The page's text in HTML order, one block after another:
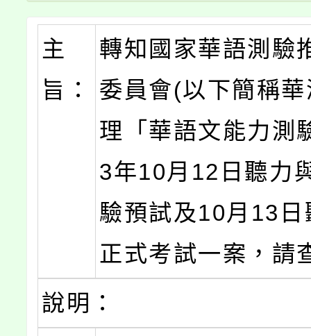
主
旨：
轉知國家華語測驗
委員會(以下簡稱
理「華語文能力測
3年10月12日聽力
驗預試及10月13日
正式考試一案，請
說明：